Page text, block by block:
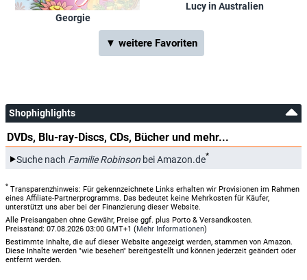
Georgie
Lucy in Australien
▼ weitere Favoriten
Shophighlights
DVDs, Blu-ray-Discs, CDs, Bücher und mehr...
Suche nach Familie Robinson bei Amazon.de*
* Transparenzhinweis: Für gekennzeichnete Links erhalten wir Provisionen im Rahmen
eines Affiliate-Partnerprogramms. Das bedeutet keine Mehrkosten für Käufer,
unterstützt uns aber bei der Finanzierung dieser Website.
Alle Preisangaben ohne Gewähr, Preise ggf. plus Porto & Versandkosten.
Preisstand: 07.08.2026 03:00 GMT+1 (Mehr Informationen)
Bestimmte Inhalte, die auf dieser Website angezeigt werden, stammen von Amazon.
Diese Inhalte werden "wie besehen" bereitgestellt und können jederzeit geändert oder
entfernt werden.